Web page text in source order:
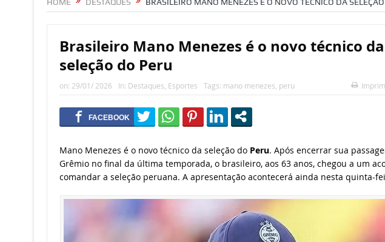
Brasileiro Mano Menezes é o novo técnico da
seleção do Peru
on: 29/01/ 2026 In: Destaques Esportes Tags: mano menezes peru
Mano Menezes é o novo técnico da seleção do Peru. Após encerrar sua
Grêmio no final da última temporada, o brasileiro, aos 63 anos, chegou a um
comandar a seleção peruana. A apresentação acontecerá ainda nesta quinta-